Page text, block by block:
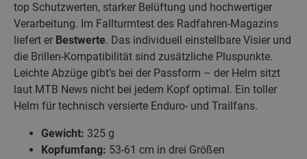
top Schutzwerten, starker Belüftung und hochwertiger
Verarbeitung. Im Fallturmtest des Radfahren-Magazins
liefert er Bestwerte. Das individuell einstellbare Visier und
die Brillen-Kompatibilität sind zusätzliche Pluspunkte.
Leichte Abzüge gibt’s bei der Passform – der Helm sitzt
laut MTB News nicht bei jedem Kopf optimal. Ein toller
Helm für technisch versierte Enduro- und Trailfans.
Gewicht: 325 g
Kopfumfang: 53-61 cm in drei Größen